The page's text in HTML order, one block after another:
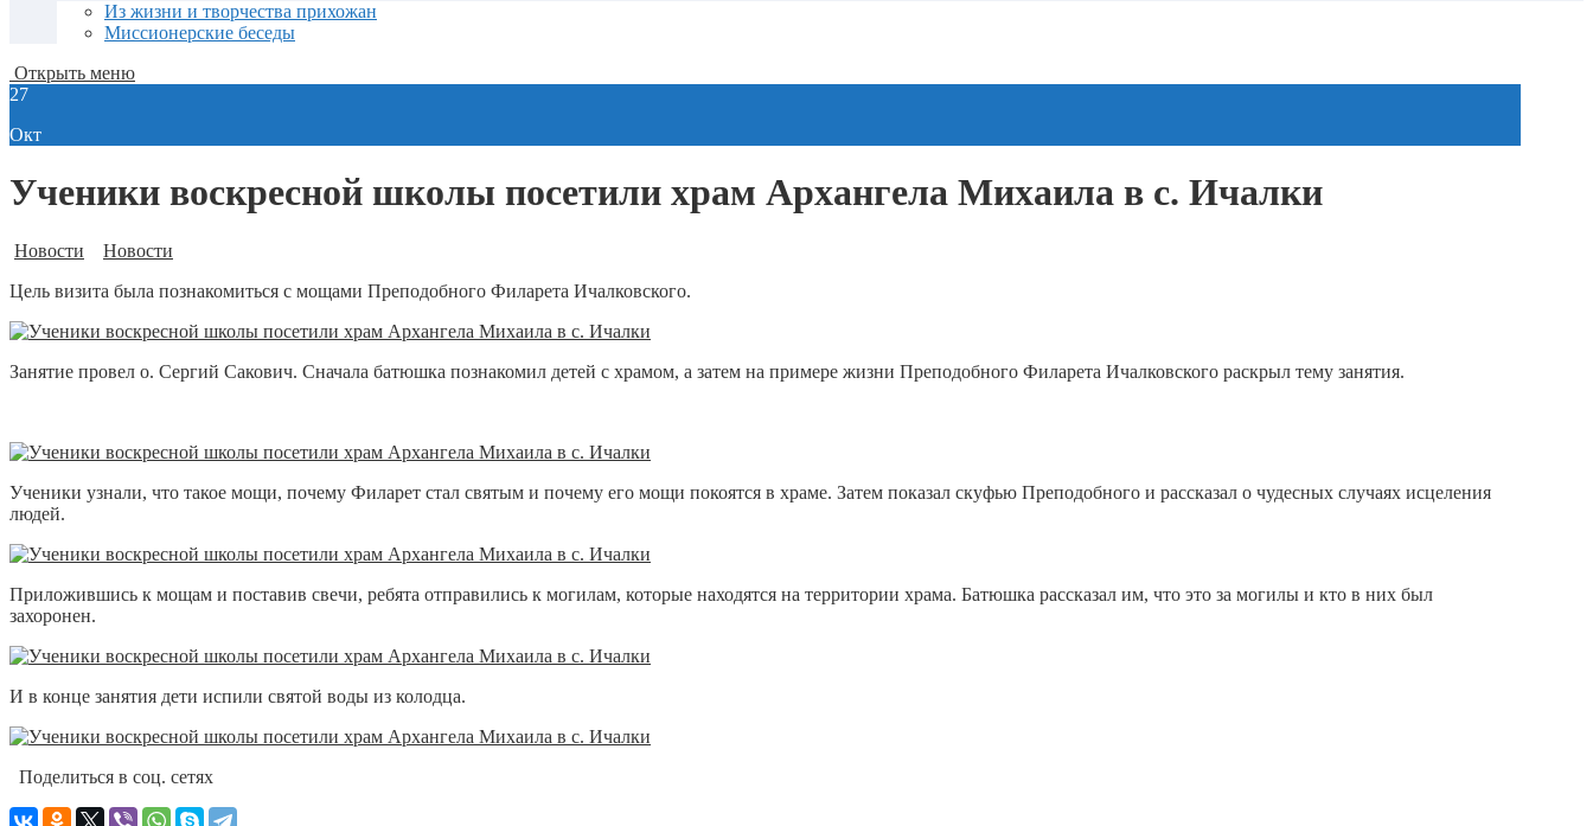
Из жизни и творчества прихожан
Миссионерские беседы
Открыть меню
27
Окт
Ученики воскресной школы посетили храм Архангела Михаила в с. Ичалки
Новости
Новости
Цель визита была познакомиться с мощами Преподобного Филарета Ичалковского.
Занятие провел о. Сергий Сакович. Сначала батюшка познакомил детей с храмом, а затем на примере жизни Преподобного Филарета Ичалковского раскрыл тему занятия.
Ученики узнали, что такое мощи, почему Филарет стал святым и почему его мощи покоятся в храме. Затем показал скуфью Преподобного и рассказал о чудесных случаях исцеления
людей.
Приложившись к мощам и поставив свечи, ребята отправились к могилам, которые находятся на территории храма. Батюшка рассказал им, что это за могилы и кто в них был
захоронен.
И в конце занятия дети испили святой воды из колодца.
Поделиться в соц. сетях